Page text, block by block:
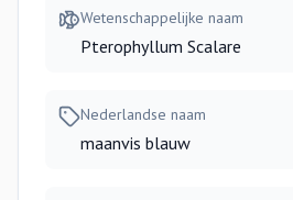
Wetenschappelijke naam
Pterophyllum Scalare
Nederlandse naam
maanvis blauw